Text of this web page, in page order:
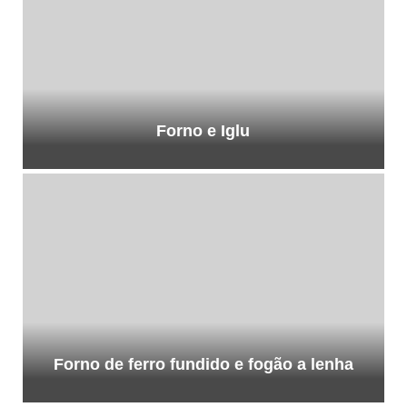
Forno e Iglu
Forno de ferro fundido e fogão a lenha